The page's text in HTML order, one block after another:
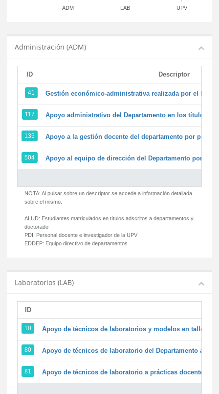
ADM LAB UPV
Administración (ADM)
ID Descriptor
41 Gestión económico-administrativa realizada por el
117 Apoyo administrativo del Departamento en los títulos de
135 Apoyo a la gestión docente del departamento por parte
504 Apoyo al equipo de dirección del Departamento por
NOTA: Al pulsar sobre un descriptor se accede a información detallada
sobre el mismo.
ALUD: Estudiantes matriculados en títulos adscritos a departamentos y
doctorado
PDI: Personal docente e investigador de la UPV
EDDEP: Equipo directivo de departamentos
Laboratorios (LAB)
ID
10 Apoyo de técnicos de laboratorios y modelos en
80 Apoyo de técnicos de laboratorio del Departamento a la
81 Apoyo de técnicos de laboratorio a prácticas docentes y